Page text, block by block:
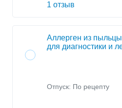
1 отзыв
Аллерген из
для диагностики и
Отпуск: По рецепту